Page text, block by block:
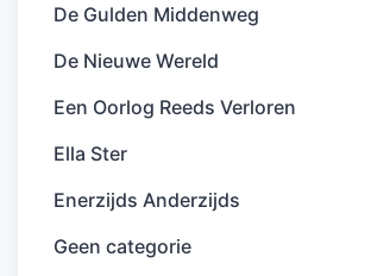
De Gulden Middenweg
De Nieuwe Wereld
Een Oorlog Reeds Verloren
Ella Ster
Enerzijds Anderzijds
Geen categorie